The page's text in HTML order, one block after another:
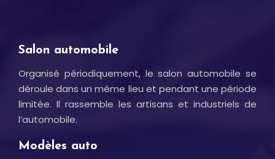
Salon automobile
Organisé périodiquement, le salon automobile se
déroule dans un même lieu et pendant une période
limitée. Il rassemble les artisans et industriels de
l’automobile.
Modèles auto